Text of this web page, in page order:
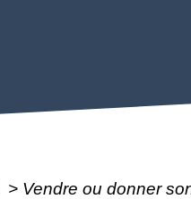
> Vendre ou donner